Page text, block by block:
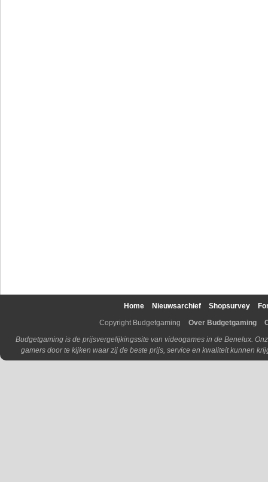
Home Nieuwsarchief Shopsurvey
Copyright Budgetgaming
Over Budgetgaming
Budgetgaming is de prijsvergelijkingssite van videogames in de Benelux.
gamers door te kijken waar zij de beste prijs, service en kwaliteit kunnen